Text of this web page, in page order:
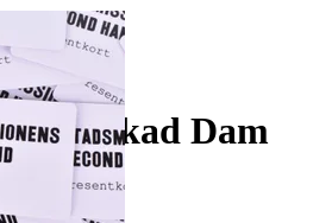
vit Virkad Dam